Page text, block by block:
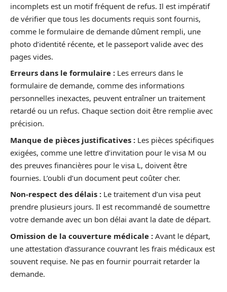
incomplets est un motif fréquent de refus. Il est impératif
de vérifier que tous les documents requis sont fournis,
comme le formulaire de demande dûment rempli, une
photo d’identité récente, et le passeport valide avec des
pages vides.
Erreurs dans le formulaire : Les erreurs dans le
formulaire de demande, comme des informations
personnelles inexactes, peuvent entraîner un traitement
retardé ou un refus. Chaque section doit être remplie avec
précision.
Manque de pièces justificatives : Les pièces spécifiques
exigées, comme une lettre d’invitation pour le visa M ou
des preuves financières pour le visa L, doivent être
fournies. L’oubli d’un document peut coûter cher.
Non-respect des délais : Le traitement d’un visa peut
prendre plusieurs jours. Il est recommandé de soumettre
votre demande avec un bon délai avant la date de départ.
Omission de la couverture médicale : Avant le départ,
une attestation d’assurance couvrant les frais médicaux est
souvent requise. Ne pas en fournir pourrait retarder la
demande.